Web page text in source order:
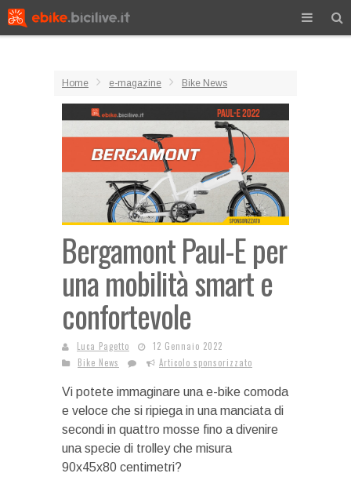
Home e-magazine Bike News
Bergamont Paul-E per
una mobilità smart e
confortevole
Luca Pagetto
12 Gennaio 2022
Bike News
Articolo sponsorizzato
Vi potete immaginare una e-bike comoda
e veloce che si ripiega in una manciata di
secondi in quattro mosse fino a divenire
una specie di trolley che misura
90x45x80 centimetri?